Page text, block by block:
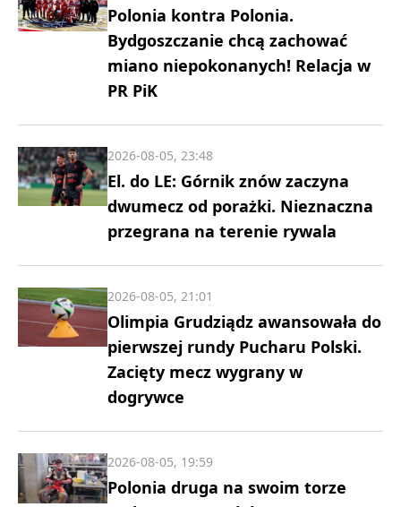
Polonia kontra Polonia.
Bydgoszczanie chcą zachować
miano niepokonanych! Relacja w
PR PiK
El. do LE: Górnik znów zaczyna
dwumecz od porażki. Nieznaczna
przegrana na terenie rywala
2026-08-05, 23:48
Olimpia Grudziądz awansowała do
pierwszej rundy Pucharu Polski.
Zacięty mecz wygrany w
dogrywce
2026-08-05, 21:01
Polonia druga na swoim torze
2026-08-05, 19:59